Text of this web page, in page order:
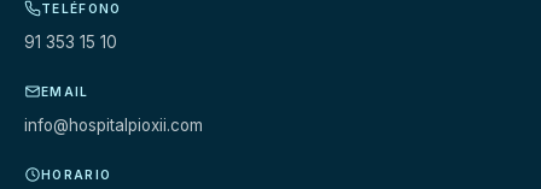
TELÉFONO
91 353 15 10
EMAIL
info@hospitalpioxii.com
HORARIO